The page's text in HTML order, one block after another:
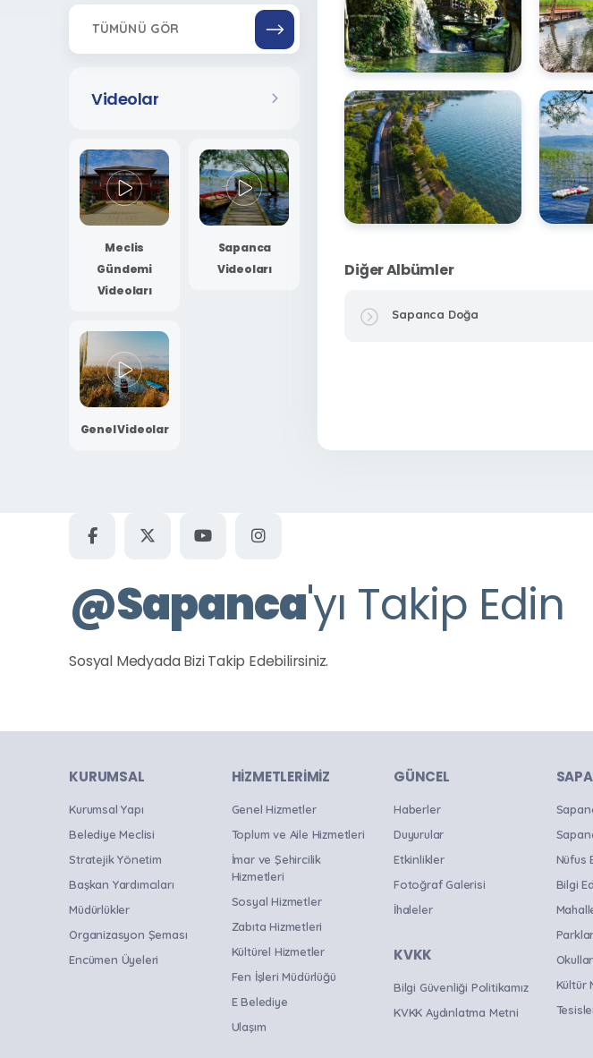
TÜMÜNÜ GÖR
Videolar
Meclis
Gündemi
Videoları
Sapanca
Videoları
Genel Videolar
Diğer Albümler
Sapanca Doğa
@Sapanca'yı Takip Edin
Sosyal Medyada Bizi Takip Edebilirsiniz.
KURUMSAL
Kurumsal Yapı
Belediye Meclisi
Stratejik Yönetim
Başkan Yardımcıları
Müdürlükler
Organizasyon Şeması
Encümen Üyeleri
HIZMETLERIMIZ
Genel Hizmetler
Toplum ve Aile Hizmetleri
İmar ve Şehircilik
Hizmetleri
Sosyal Hizmetler
Zabıta Hizmetleri
Kültürel Hizmetler
Fen İşleri Müdürlüğü
E Belediye
Ulaşım
GÜNCEL
Haberler
Duyurular
Etkinlikler
Fotoğraf Galerisi
İhaleler
KVKK
Bilgi Güvenliği Politikamız
KVKK Aydınlatma Metni
Nüfus
Bilgi
Kültür